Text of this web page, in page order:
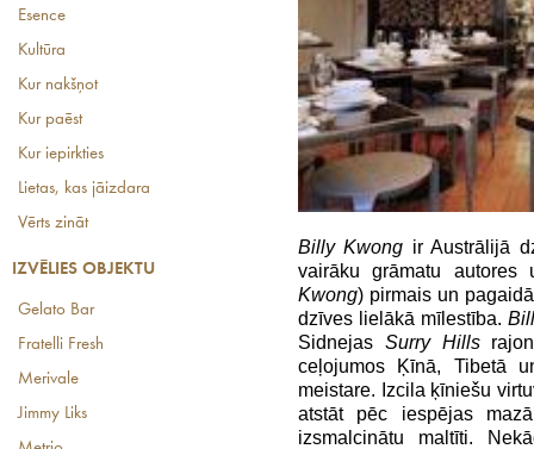
Esence
Kultūra
Kur nakšņot
Kur paēst
Kur iepirkties
Lietas, kas jāizdara
Vērts zināt
IZVĒLIES OBJEKTU
Gelato Bar
Fratelli Fresh
Merivale
Jimmy Liks
Billy Kwong ir Austrālijā
vairāku grāmatu
Kwong) pirmais un
dzīves lielākā mīlestība.
Sidnejas Surry Hills
ceļojumos Ķīnā, Tibetā
meistare. Izcila ķīniešu
atstāt pēc iespējas
izsmalcinātu maltīti.